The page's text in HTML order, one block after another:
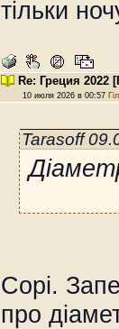
тільки
Re: Греция 2022
10 июля 2026 в 00:57
Tarasoff
Сорі.
про